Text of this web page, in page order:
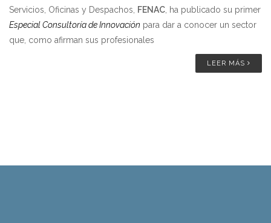
Servicios, Oficinas y Despachos,
FENAC , ha publicado su primer
Especial Consultoría de Innovación para dar a conocer un sector
que, como afirman sus profesionales
LEER MÁS